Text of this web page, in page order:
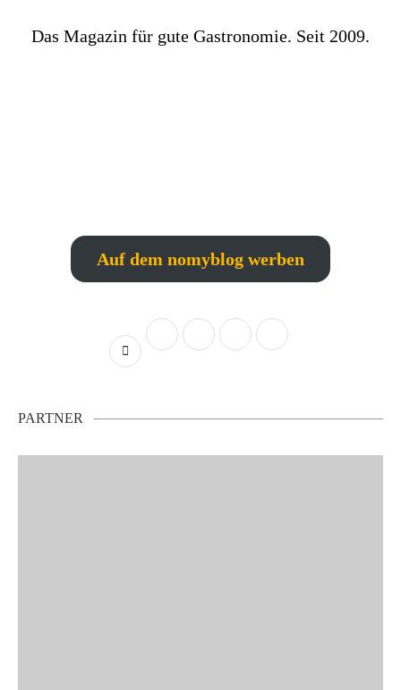
Das Magazin für gute Gastronomie. Seit 2009.
Auf dem nomyblog werben
PARTNER